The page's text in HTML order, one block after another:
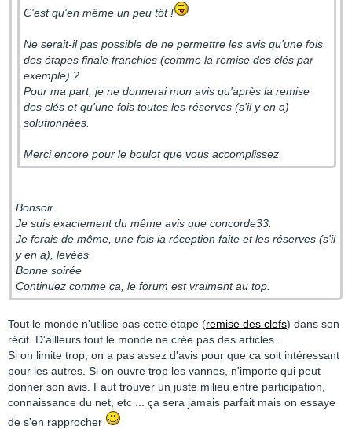
C'est qu'en même un peu tôt !
Ne serait-il pas possible de ne permettre les avis qu'une fois
des étapes finale franchies (comme la remise des clés par
exemple) ?
Pour ma part, je ne donnerai mon avis qu'après la remise
des clés et qu'une fois toutes les réserves (s'il y en a)
solutionnées.
Merci encore pour le boulot que vous accomplissez.
Bonsoir.
Je suis exactement du même avis que concorde33.
Je ferais de même, une fois la réception faite et les réserves (s'il
y en a), levées.
Bonne soirée
Continuez comme ça, le forum est vraiment au top.
Tout le monde n'utilise pas cette étape (remise des clefs) dans son
récit. D'ailleurs tout le monde ne crée pas des articles...
Si on limite trop, on a pas assez d'avis pour que ca soit intéressant
pour les autres. Si on ouvre trop les vannes, n'importe qui peut
donner son avis. Faut trouver un juste milieu entre participation,
connaissance du net, etc ... ça sera jamais parfait mais on essaye
de s'en rapprocher